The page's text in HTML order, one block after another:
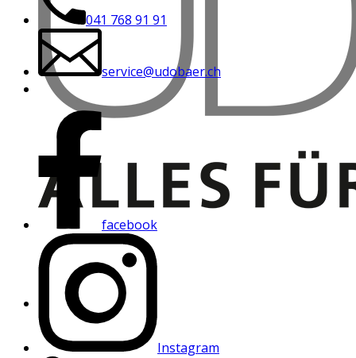
041 768 91 91
service@udobaer.ch
facebook
Instagram